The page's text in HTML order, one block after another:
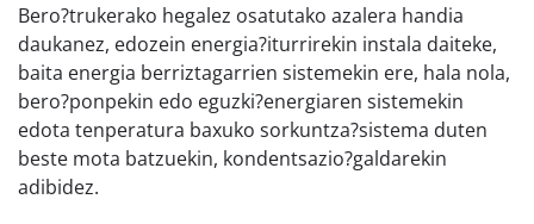
Bero?trukerako hegalez osatutako azalera handia
daukanez, edozein energia?iturrirekin instala daiteke,
baita energia berriztagarrien sistemekin ere, hala nola,
bero?ponpekin edo eguzki?energiaren sistemekin
edota tenperatura baxuko sorkuntza?sistema duten
beste mota batzuekin, kondentsazio­?galdarekin
adibidez.